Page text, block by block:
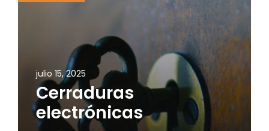
julio 15, 2025
Cerraduras
electrónicas